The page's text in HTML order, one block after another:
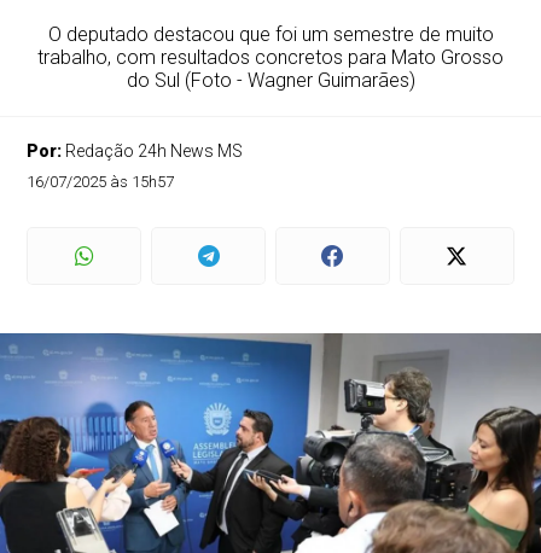
O deputado destacou que foi um semestre de muito
trabalho, com resultados concretos para Mato Grosso
do Sul (Foto - Wagner Guimarães)
Por: Redação 24h News MS
16/07/2025 às 15h57